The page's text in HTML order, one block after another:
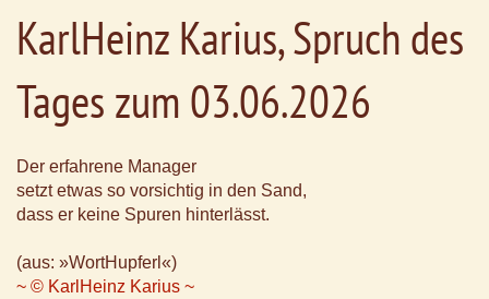
KarlHeinz Karius, Spruch des
Tages zum 03.06.2026
Der erfahrene Manager
setzt etwas so vorsichtig in den Sand,
dass er keine Spuren hinterlässt.
(aus: »WortHupferl«)
~ © KarlHeinz Karius ~